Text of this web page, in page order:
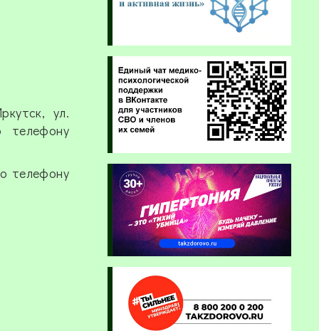
ул.
телефону
телефону